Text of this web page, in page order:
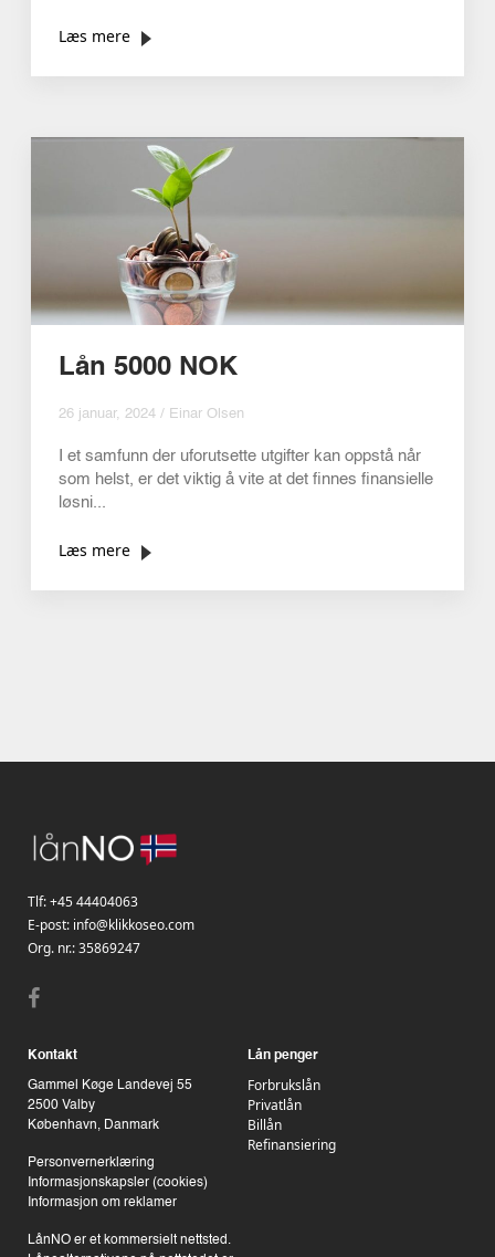
Læs mere
Lån 5000 NOK
26 januar, 2024 / Einar Olsen
I et samfunn der uforutsette utgifter kan oppstå når
som helst, er det viktig å vite at det finnes finansielle
løsni...
Læs mere
Tlf:+45 44404063
E-post: info@klikkoseo.com
Org. nr.:35869247
Kontakt
Gammel Køge Landevej 55
2500 Valby
København, Danmark
Personvernerklæring
Informasjonskapsler (cookies)
Informasjon om reklamer
LånNO er et kommersielt nettsted.
Lån penger
Forbrukslån
Privatlån
Billån
Refinansiering